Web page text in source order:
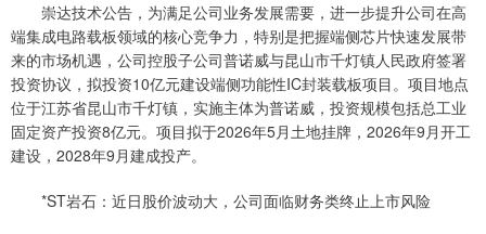
崇达技术公告，为满足公司业务发展需要，进一步提升公司在高
端集成电路载板领域的核心竞争力，特别是把握端侧芯片快速发展带
来的市场机遇，公司控股子公司普诺威与昆山市千灯镇人民政府签署
投资协议，拟投资10亿元建设端侧功能性IC封装载板项目。项目地点
位于江苏省昆山市千灯镇，实施主体为普诺威，投资规模包括总工业
固定资产投资8亿元。项目拟于2026年5月土地挂牌，2026年9月开工
建设，2028年9月建成投产。
*ST岩石：近日股价波动大，公司面临财务类终止上市风险